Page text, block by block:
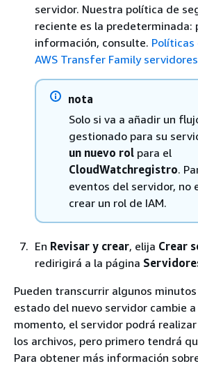
servidor. Nuestra política de
reciente es la predeterminada:
información, consulte. Políticas
AWS Transfer Family servidores
nota
Solo si va a añadir un
gestionado para su
un nuevo rol para el
CloudWatchregistro.
eventos del servidor, no
crear un rol de IAM.
En Revisar y crear, elija Crear
redirigirá a la página
Pueden transcurrir algunos
estado del nuevo servidor cambie a
momento, el servidor podrá
los archivos, pero primero tendrá
Para obtener más información